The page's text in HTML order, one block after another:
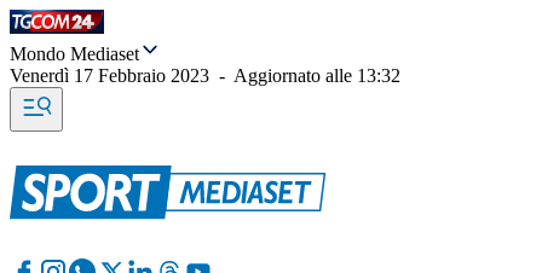
Mondo Mediaset
Venerdì 17 Febbraio 2023 - Aggiornato alle 13:32